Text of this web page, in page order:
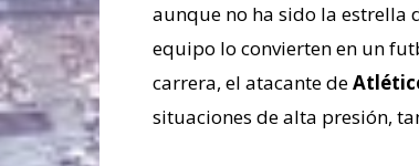
aunque no ha sido la estrella
equipo lo convierten en un
carrera, el atacante de
situaciones de alta presión,